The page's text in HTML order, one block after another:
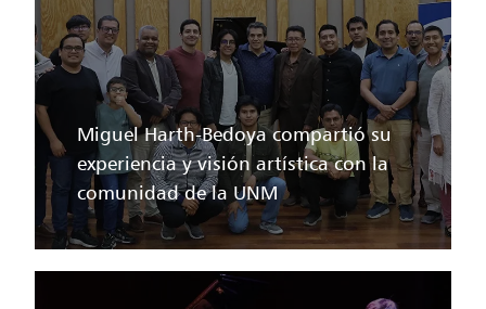
Miguel Harth-Bedoya compartió su
experiencia y visión artística con la
comunidad de la UNM